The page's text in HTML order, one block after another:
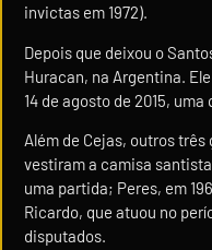
invictas em 1972).
Depois que deixou o
Huracan, na Argentina.
14 de agosto de 2015,
Além de Cejas, outros
vestiram a camisa
uma partida; Peres, em
Ricardo, que atuou no
disputados.